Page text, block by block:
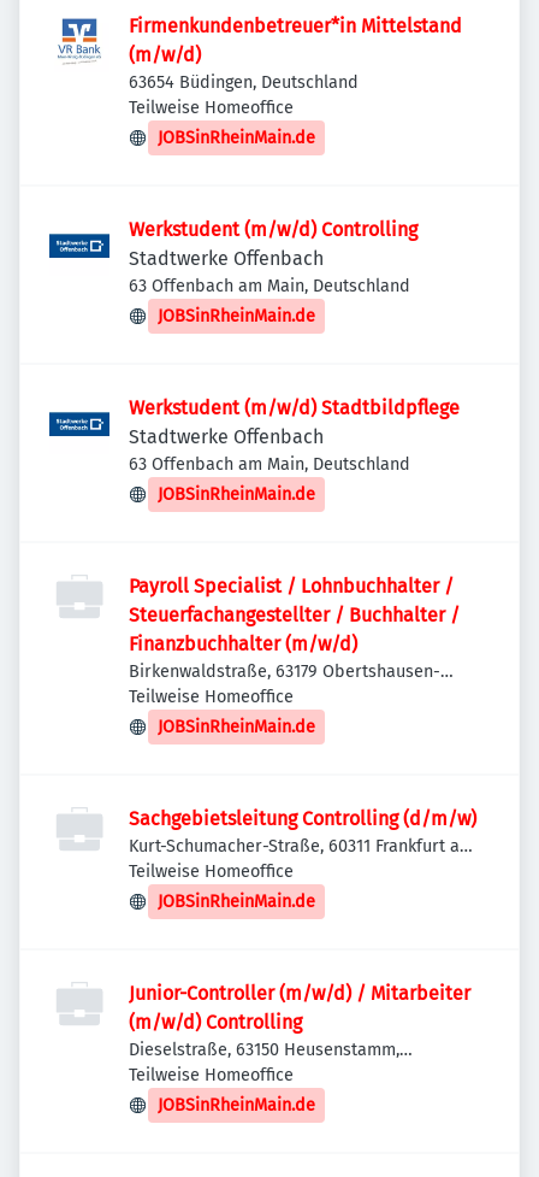
Firmenkundenbetreuer*in Mittelstand
(m/w/d)
63654 Büdingen, Deutschland
Teilweise Homeoffice
JOBSinRheinMain.de
Werkstudent (m/w/d) Controlling
Stadtwerke Offenbach
63 Offenbach am Main, Deutschland
JOBSinRheinMain.de
Werkstudent (m/w/d) Stadtbildpflege
Stadtwerke Offenbach
63 Offenbach am Main, Deutschland
JOBSinRheinMain.de
Payroll Specialist / Lohnbuchhalter /
Steuerfachangestellter / Buchhalter /
Finanzbuchhalter (m/w/d)
Birkenwaldstraße, 63179 Obertshausen-
Hausen, Deutschland
Teilweise Homeoffice
JOBSinRheinMain.de
Sachgebietsleitung Controlling (d/m/w)
Kurt-Schumacher-Straße, 60311 Frankfurt am
Main-Innenstadt I, Deutschland
Teilweise Homeoffice
JOBSinRheinMain.de
Junior-Controller (m/w/d) / Mitarbeiter
(m/w/d) Controlling
Dieselstraße, 63150 Heusenstamm,
Deutschland
Teilweise Homeoffice
JOBSinRheinMain.de